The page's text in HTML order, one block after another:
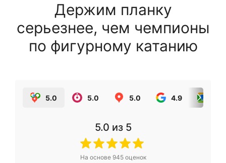
Держим планку
серьезнее, чем чемпионы
по фигурному катанию
5.0 5.0 5.0 4.9
5.0 из 5
На основе 945оценок